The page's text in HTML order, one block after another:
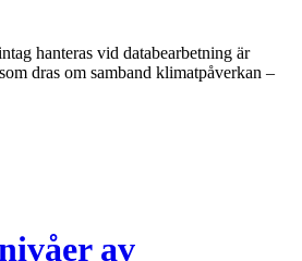
hanteras vid databearbetning är
dras om samband klimatpåverkan –
av